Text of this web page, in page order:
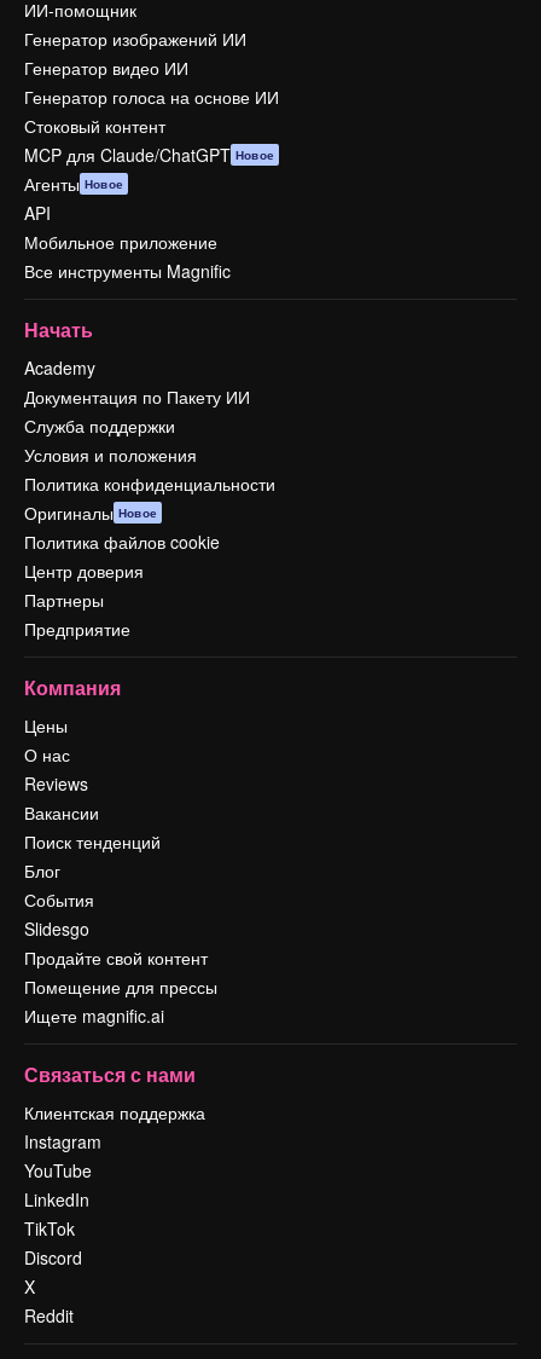
ИИ-помощник
Генератор изображений ИИ
Генератор видео ИИ
Генератор голоса на основе ИИ
Стоковый контент
MCP для Claude/ChatGPT Новое
Агенты Новое
API
Мобильное приложение
Все инструменты Magnific
Начать
Academy
Документация по Пакету ИИ
Служба поддержки
Условия и положения
Политика конфиденциальности
Оригиналы Новое
Политика файлов cookie
Центр доверия
Партнеры
Предприятие
Компания
Цены
О нас
Reviews
Вакансии
Поиск тенденций
Блог
События
Slidesgo
Продайте свой контент
Помещение для прессы
Ищете magnific.ai
Связаться с нами
Клиентская поддержка
Instagram
YouTube
LinkedIn
TikTok
Discord
X
Reddit